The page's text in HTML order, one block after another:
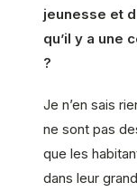
jeunesse et
qu’il y a une
?
Je n’en sais
ne sont pas
que les
dans leur